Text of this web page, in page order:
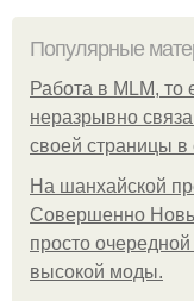
Популярные
Работа в MLM, то
неразрывно
своей страницы в
На шанхайской
Совершенно
просто
высокой моды.